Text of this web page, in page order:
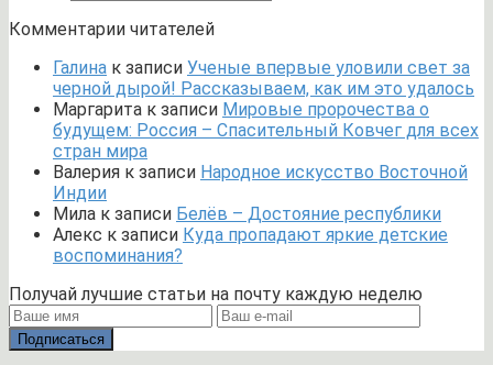
Комментарии читателей
Галина к записи Ученые впервые уловили свет за
черной дырой! Рассказываем, как им это удалось
Маргарита к записи Мировые пророчества о
будущем: Россия – Спасительный Ковчег для всех
стран мира
Валерия к записи Народное искусство Восточной
Индии
Мила к записи Белёв – Достояние республики
Алекс к записи Куда пропадают яркие детские
воспоминания?
Получай лучшие статьи на почту каждую неделю
Подписаться